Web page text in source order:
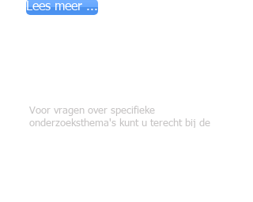
Lees meer ...
Voor vragen over specifieke
onderzoeksthema's kunt u terecht bij de